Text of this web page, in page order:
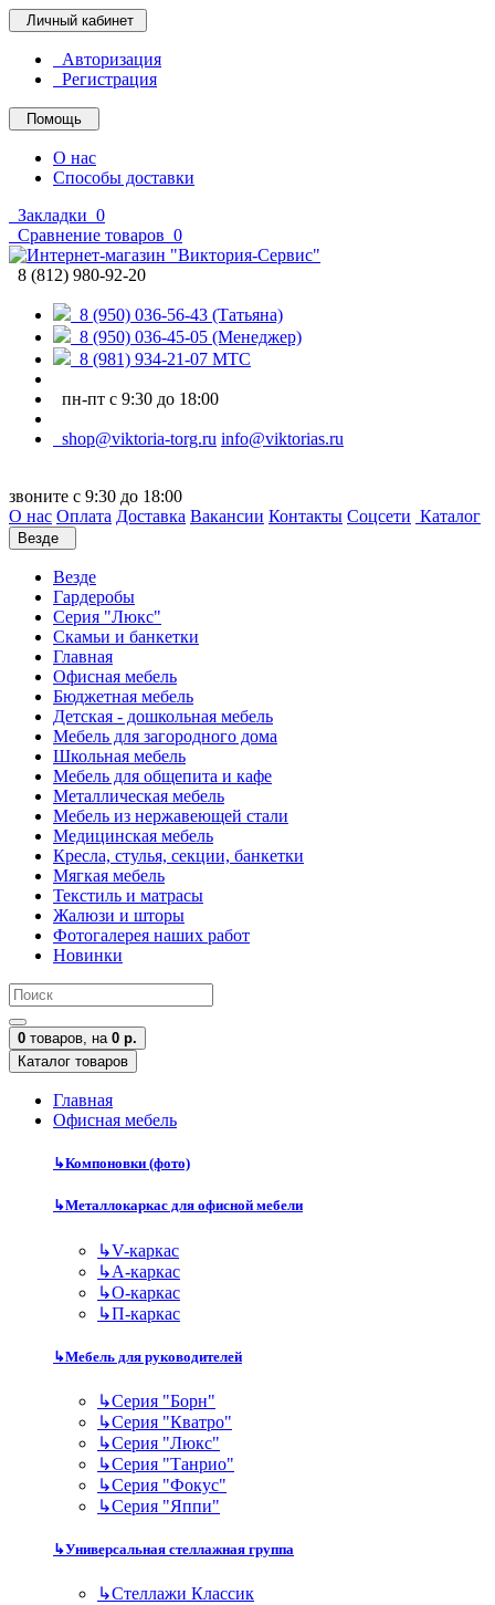
Личный кабинет
Авторизация
Регистрация
Помощь
О нас
Способы доставки
Закладки 0
Сравнение товаров 0
8 (812) 980-92-20
8 (950) 036-56-43 (Татьяна)
8 (950) 036-45-05 (Менеджер)
8 (981) 934-21-07 МТС
пн-пт с 9:30 до 18:00
shop@viktoria-torg.ru info@viktorias.ru
звоните с 9:30 до 18:00
О нас Оплата Доставка Вакансии Контакты Соцсети Каталог
Везде
Везде
Гардеробы
Серия "Люкс"
Скамьи и банкетки
Главная
Офисная мебель
Бюджетная мебель
Детская - дошкольная мебель
Мебель для загородного дома
Школьная мебель
Мебель для общепита и кафе
Металлическая мебель
Мебель из нержавеющей стали
Медицинская мебель
Кресла, стулья, секции, банкетки
Мягкая мебель
Текстиль и матрасы
Жалюзи и шторы
Фотогалерея наших работ
Новинки
0 товаров, на 0 р.
Каталог товаров
Главная
Офисная мебель
↳Компоновки (фото)
↳Металлокаркас для офисной мебели
↳V-каркас
↳А-каркас
↳О-каркас
↳П-каркас
↳Мебель для руководителей
↳Серия "Борн"
↳Серия "Кватро"
↳Серия "Люкс"
↳Серия "Танрио"
↳Серия "Фокус"
↳Серия "Яппи"
↳Универсальная стеллажная группа
↳Стеллажи Классик